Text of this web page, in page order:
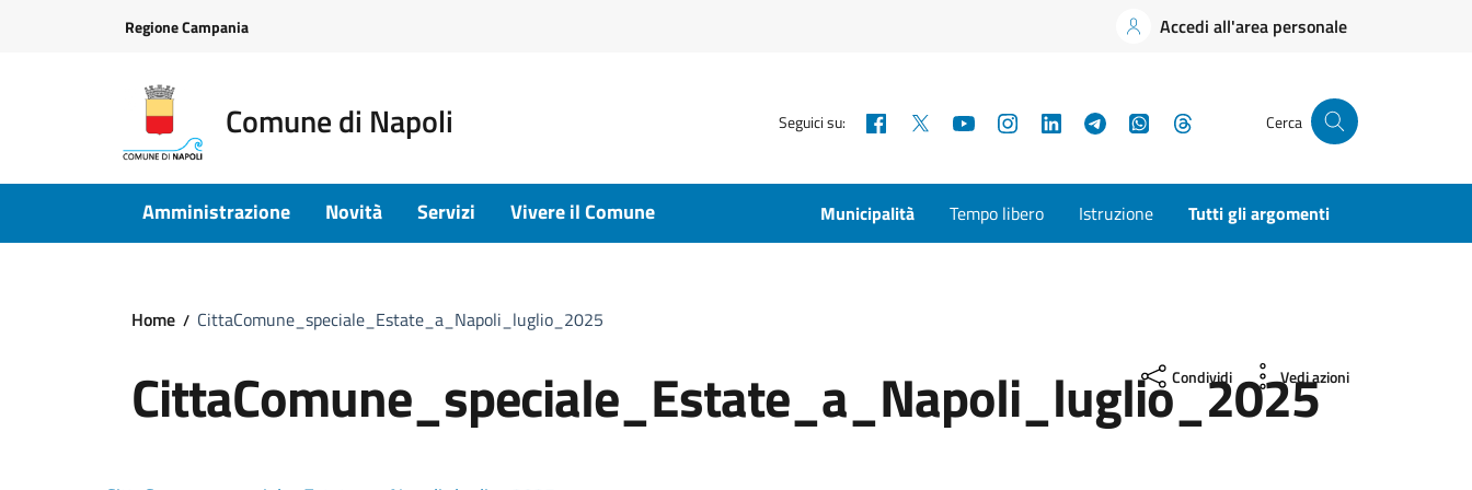
Regione Campania Accedi all'area personale
Comune di Napoli Seguici su: Facebook YouTubeInstagramLinkedInTelegramWhatsApp Cerca
Amministrazione Novità Servizi Vivere il Comune Municipalità Tempo libero Istruzione Tutti gli argomenti
Home CittaComune_speciale_Estate_a_Napoli_luglio_2025
CittaComune_speciale_Estate_a_Napoli_luglio_2025
Condividi Vedi azioni